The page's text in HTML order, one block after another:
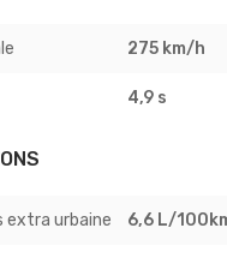
275 km/h
4,9 s
extra urbaine 6,6 L/